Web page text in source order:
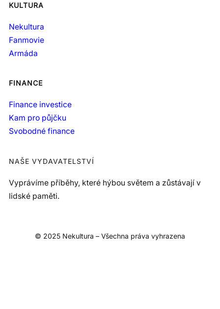
KULTURA
Nekultura
Fanmovie
Armáda
FINANCE
Finance investice
Kam pro půjčku
Svobodné finance
NAŠE VYDAVATELSTVÍ
Vyprávíme příběhy, které hýbou světem a zůstávají v
lidské paměti.
© 2025 Nekultura – Všechna práva vyhrazena